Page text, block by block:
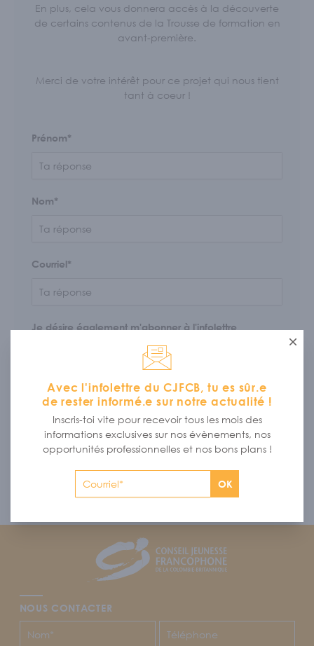
Écoles et personnel enseignant
Nos comités
Programme Connecte
En plus, cela vous donnera accès à la découverte
de certains contenus de la Trousse de formation en
avant-première.
Merci de votre intérêt pour ce projet qui nous tient
tant à coeur !
Prénom*
Nom*
Courriel*
Je désire également m'abonner à l'infolettre
Envoyer
Protégé par reCAPTCHA
Avec l'infolettre du CJFCB, tu es sûr.e
de rester informé.e sur notre actualité !
Inscris-toi vite pour recevoir tous les mois des
informations exclusives sur nos évènements, nos
opportunités professionnelles et nos bons plans !
OK
CJFCB
NOUS CONTACTER